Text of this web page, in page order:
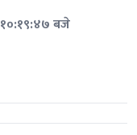
१०:१९:४७ बजे